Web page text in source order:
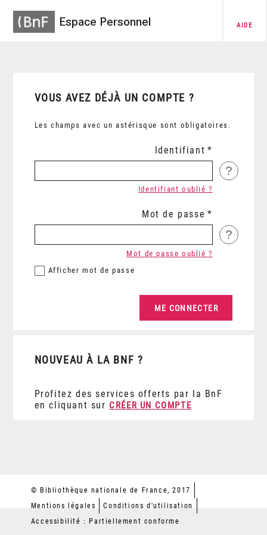
Espace Personnel AIDE
VOUS AVEZ DÉJÀ UN COMPTE ?
Les champs avec un astérisque sont obligatoires.
Identifiant
?
Identifiant oublié ?
Mot de passe
?
Afficher mot de passe
Mot de passe oublié ?
NOUVEAU À LA BNF ?
Profitez des services offerts par la BnF
en cliquant sur CRÉER UN COMPTE
© Bibliothèque nationale de France, 2017
Mentions légales
Conditions d'utilisation
Accessibilité : Partiellement conforme